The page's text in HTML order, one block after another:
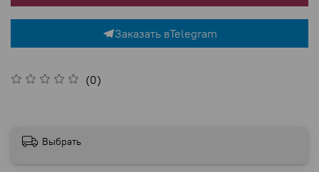
(0)
Заказать вTelegram
Выбрать